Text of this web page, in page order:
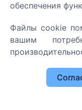
обеспечения
Файлы cookie
вашим